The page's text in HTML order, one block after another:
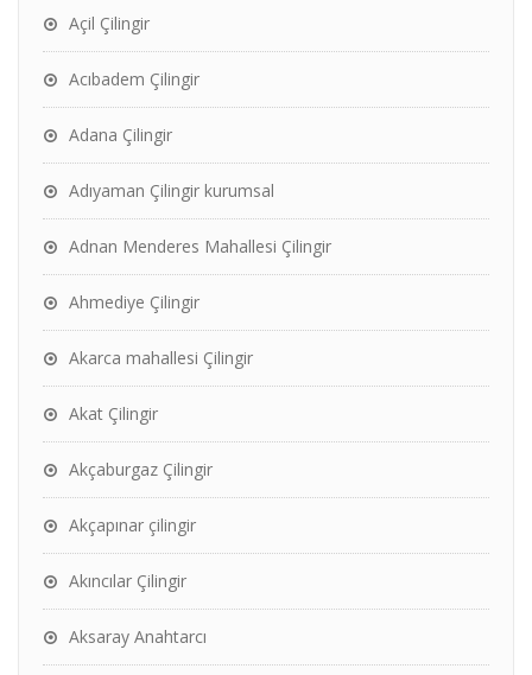
Açil Çilingir
Acıbadem Çilingir
Adana Çilingir
Adıyaman Çilingir kurumsal
Adnan Menderes Mahallesi Çilingir
Ahmediye Çilingir
Akarca mahallesi Çilingir
Akat Çilingir
Akçaburgaz Çilingir
Akçapınar çilingir
Akıncılar Çilingir
Aksaray Anahtarcı